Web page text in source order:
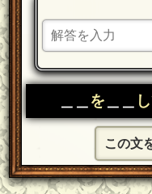
を
この文